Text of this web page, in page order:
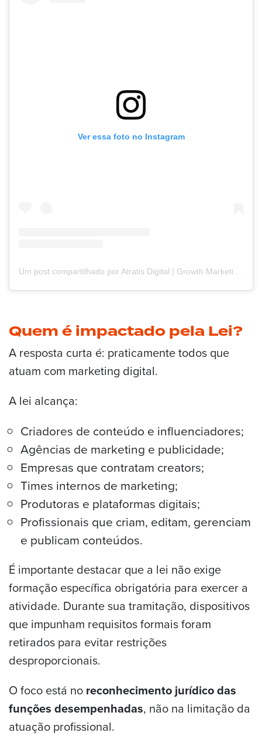
Ver essa foto no Instagram
Um post compartilhado por Atratis Digital | Growth Marketing (@atratis)
Quem é impactado pela Lei?
A resposta curta é: praticamente todos que
atuam com marketing digital.
A lei alcança:
Criadores de conteúdo e influenciadores;
Agências de marketing e publicidade;
Empresas que contratam creators;
Times internos de marketing;
Produtoras e plataformas digitais;
Profissionais que criam, editam, gerenciam
e publicam conteúdos.
É importante destacar que a lei não exige
formação específica obrigatória para exercer a
atividade. Durante sua tramitação, dispositivos
que impunham requisitos formais foram
retirados para evitar restrições
desproporcionais.
O foco está no reconhecimento jurídico das
funções desempenhadas, não na limitação da
atuação profissional.